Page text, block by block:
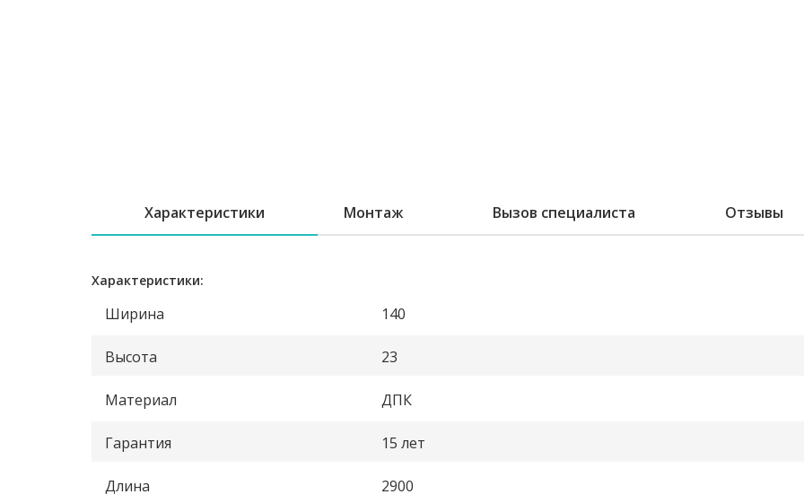
Характеристики Монтаж Вызов специалиста Отзывы
Характеристики:
Ширина 140
Высота 23
Материал ДПК
Гарантия 15 лет
Длина 2900